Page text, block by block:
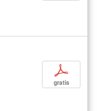
p
gratis